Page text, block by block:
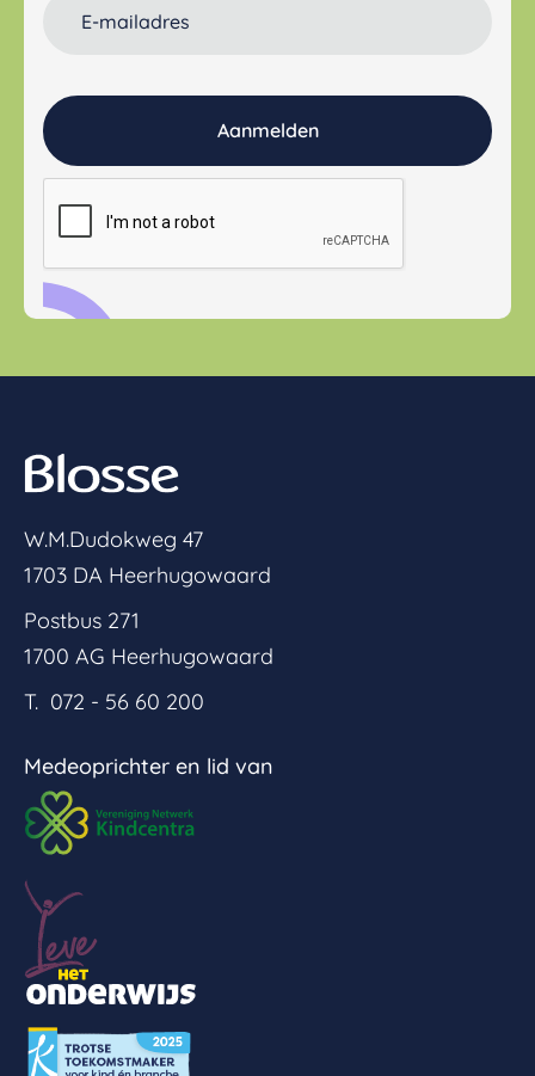
W.M.Dudokweg 47
1703 DA Heerhugowaard
Postbus 271
1700 AG Heerhugowaard
T. 072 - 56 60 200
Medeoprichter en lid van